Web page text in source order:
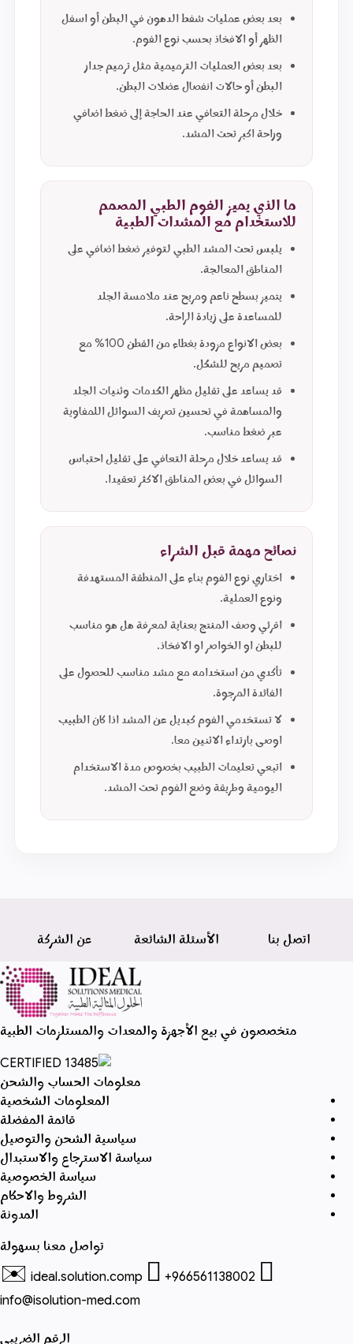
بعد بعض عمليات شفط الدهون في البطن أو اسفل
الظهر أو الافخاذ بحسب نوع الفوم.
بعد بعض العمليات الترميمية مثل ترميم جدار
البطن أو حالات انفصال عضلات البطن.
خلال مرحلة التعافي عند الحاجة إلى ضغط اضافي
وراحة اكبر تحت المشد.
ما الذي يميز الفوم الطبي المصمم
للاستخدام مع المشدات الطبية
يلبس تحت المشد الطبي لتوفير ضغط اضافي على
المناطق المعالجة.
يتميز بسطح ناعم ومريح عند ملامسة الجلد
للمساعدة على زيادة الراحة.
بعض الانواع مزودة بغطاء من القطن 100% مع
تصميم مريح للشكل.
قد يساعد على تقليل مظهر الكدمات وثنيات الجلد
والمساهمة في تحسين تصريف السوائل اللمفاوية
عبر ضغط مناسب.
قد يساعد خلال مرحلة التعافي على تقليل احتباس
السوائل في بعض المناطق الاكثر تعقيدا.
نصائح مهمة قبل الشراء
اختاري نوع الفوم بناء على المنطقة المستهدفة
ونوع العملية.
اقرئي وصف المنتج بعناية لمعرفة هل هو مناسب
للبطن او الخواصر او الافخاذ.
تأكدي من استخدامه مع مشد مناسب للحصول على
الفائدة المرجوة.
لا تستخدمي الفوم كبديل عن المشد اذا كان الطبيب
اوصى بارتداء الاثنين معا.
اتبعي تعليمات الطبيب بخصوص مدة الاستخدام
اليومية وطريقة وضع الفوم تحت المشد.
اتصل بنا الأسئلة الشائعة عن الشركة
متخصصون في بيع الأجهزة والمعدات والمستلزمات الطبية
معلومات الحساب والشحن
المعلومات الشخصية
قائمة المفضلة
سياسية الشحن والتوصيل
سياسة الاسترجاع والاستبدال
سياسة الخصوصية
الشروط والاحكام
المدونة
تواصل معنا بسهولة
+966561138002
ideal.solution.comp
✉️
info@isolution-med.com
الرقم الضريبي